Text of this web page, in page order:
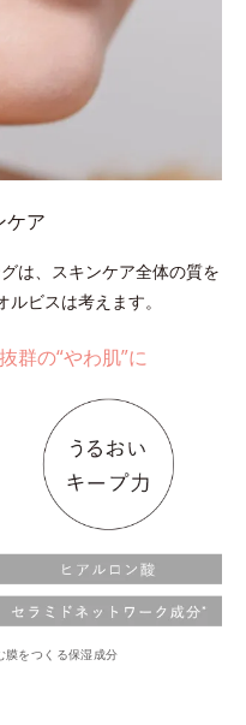
ケア
は、スキンケア全体の質を
ビスは考えます。
群の“やわ肌”に
をつくる保湿成分